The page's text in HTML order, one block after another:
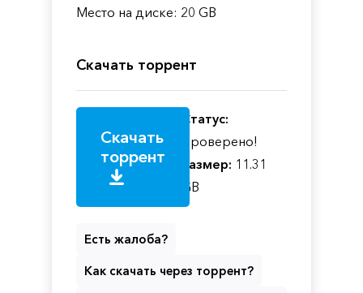
Место на диске: 20 GB
Скачать торрент
Скачать
торрент
Статус:
Проверено!
Размер: 11.31
GB
Есть жалоба?
Как скачать через торрент?